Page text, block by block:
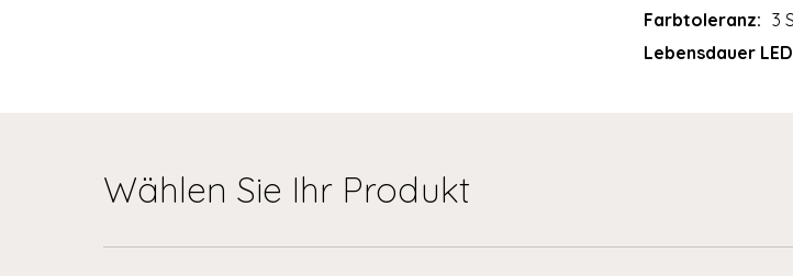
Farbtoleranz: 3
Lebensdauer
Wählen Sie Ihr Produkt